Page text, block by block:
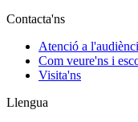
Contacta'ns
Atenció a
Com veure'ns i
Visita'ns
Llengua